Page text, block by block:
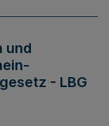
und
- LBG